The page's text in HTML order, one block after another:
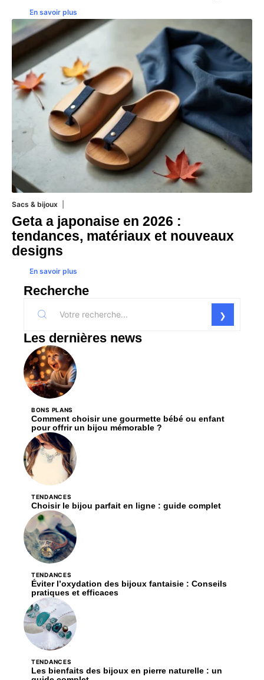
En savoir plus
Sacs & bijoux
Geta a japonaise en 2026 :
tendances, matériaux et nouveaux
designs
En savoir plus
Recherche
Les dernières news
BONS PLANS
Comment choisir une gourmette bébé ou enfant
pour offrir un bijou mémorable ?
TENDANCES
Choisir le bijou parfait en ligne : guide complet
TENDANCES
Éviter l’oxydation des bijoux fantaisie : Conseils
pratiques et efficaces
TENDANCES
Les bienfaits des bijoux en pierre naturelle : un